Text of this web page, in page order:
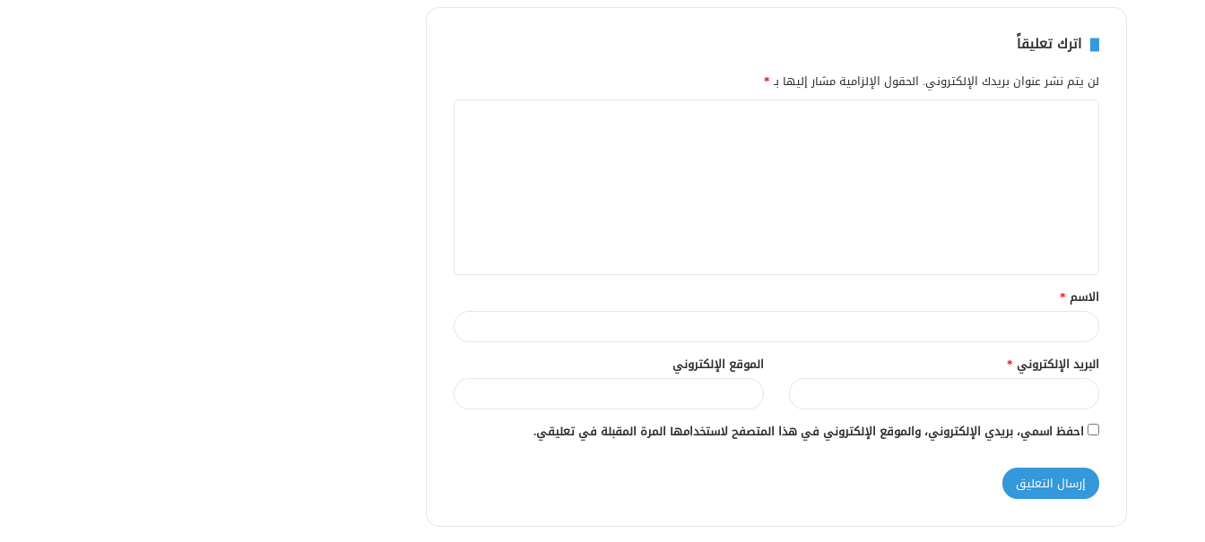
اترك تعليقاً
لن يتم نشر عنوان بريدك الإلكتروني. الحقول الإلزامية مشار إليها بـ*
ق
*
الاسم *
البريد الإلكتروني * الموقع الإلكتروني
احفظ اسمي، بريدي الإلكتروني، والموقع الإلكتروني في هذا المتصفح لاستخدامها المرة المقبلة في تعليقي.